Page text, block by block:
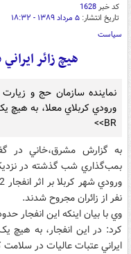
کد خبر1628
تاریخ انتشار: ۵ مرداد ۱۳۸۹ - ۱۸:۳۲
سیاست
هيچ زائر
نماينده سازمان حج و
<BR>
به گزارش مشرق،خاني در
بمب‌گذاري شب گذشته در
نفر از زائران مجروح شدند.
کرد: در اين انفجار، به هيچ يک
ايراني عتبات عاليات در